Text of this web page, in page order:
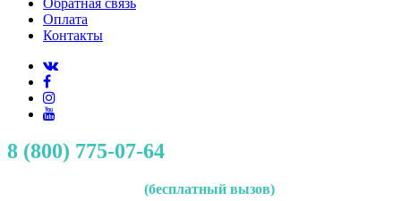
Оплата
Контакты
8 (800) 775-07-64
(бесплатный вызов)